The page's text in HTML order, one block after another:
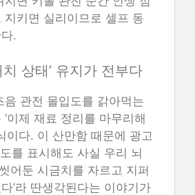
지키면 실리이므로 셀프 동
.
치 상태’ 유지가 전부다
음 관전 몰입도를 갉아먹는
이제 재료 정리를 마무리해
이다. 이 산만함 때문에 광고
를 표시해도 사실 우리 뇌
어둔 시금치를 자르고 지퍼
’라 딴생각된다는 이야기가